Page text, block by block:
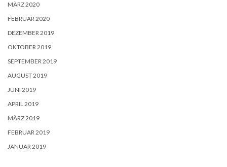
MÄRZ 2020
FEBRUAR 2020
DEZEMBER 2019
OKTOBER 2019
SEPTEMBER 2019
AUGUST 2019
JUNI 2019
APRIL 2019
MÄRZ 2019
FEBRUAR 2019
JANUAR 2019